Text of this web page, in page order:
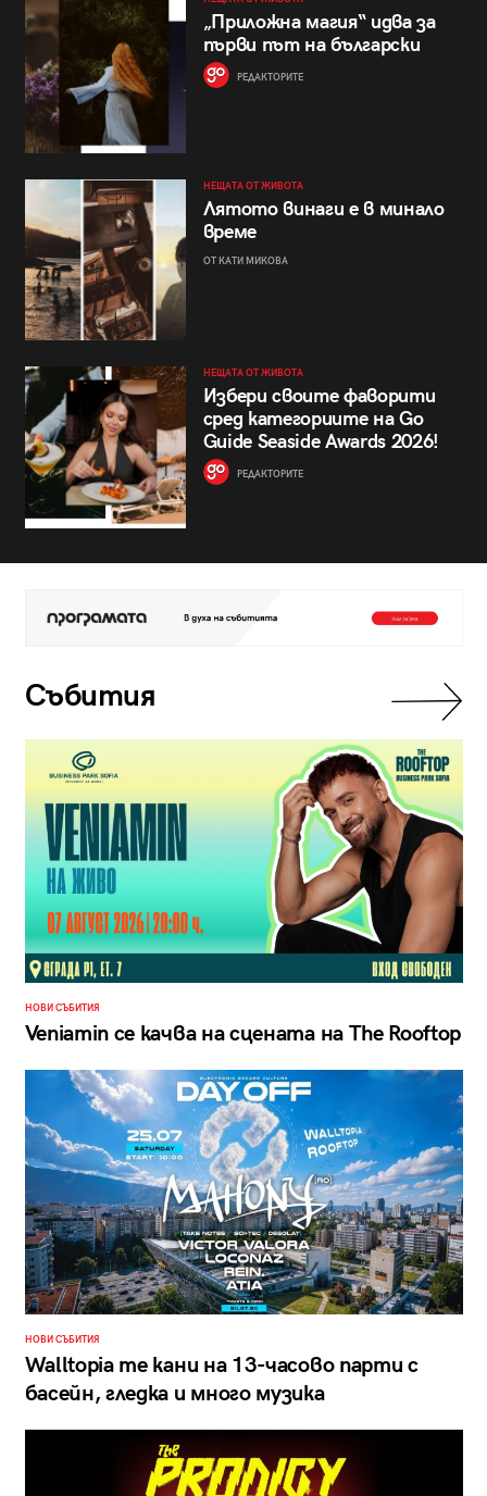
„Приложна магия“ идва за
първи път на български
РЕДАКТОРИТЕ
НЕЩАТА ОТ ЖИВОТА
Лятото винаги е в минало
време
ОТ КАТИ МИКОВА
НЕЩАТА ОТ ЖИВОТА
Избери своите фаворити
сред категориите на Go
Guide Seaside Awards 2026!
РЕДАКТОРИТЕ
Събития
НОВИ СЪБИТИЯ
Veniamin се качва на сцената на The Rooftop
НОВИ СЪБИТИЯ
Walltopia те кани на 13-часово парти с
басейн, гледка и много музика